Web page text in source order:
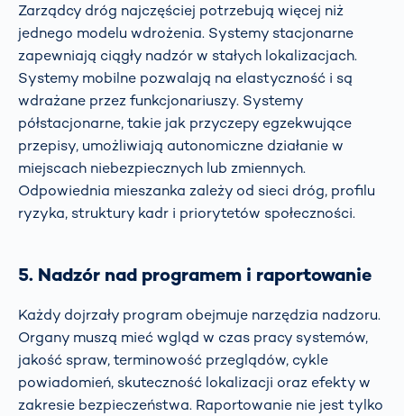
Zarządcy dróg najczęściej potrzebują więcej niż
jednego modelu wdrożenia. Systemy stacjonarne
zapewniają ciągły nadzór w stałych lokalizacjach.
Systemy mobilne pozwalają na elastyczność i są
wdrażane przez funkcjonariuszy. Systemy
półstacjonarne, takie jak przyczepy egzekwujące
przepisy, umożliwiają autonomiczne działanie w
miejscach niebezpiecznych lub zmiennych.
Odpowiednia mieszanka zależy od sieci dróg, profilu
ryzyka, struktury kadr i priorytetów społeczności.
5. Nadzór nad programem i raportowanie
Każdy dojrzały program obejmuje narzędzia nadzoru.
Organy muszą mieć wgląd w czas pracy systemów,
jakość spraw, terminowość przeglądów, cykle
powiadomień, skuteczność lokalizacji oraz efekty w
zakresie bezpieczeństwa. Raportowanie nie jest tylko